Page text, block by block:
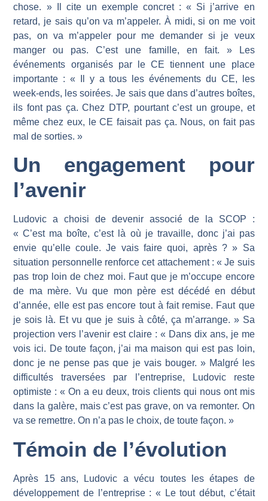
chose. » Il cite un exemple concret : « Si j’arrive en
retard, je sais qu’on va m’appeler. À midi, si on me voit
pas, on va m’appeler pour me demander si je veux
manger ou pas. C’est une famille, en fait. » Les
événements organisés par le CE tiennent une place
importante : « Il y a tous les événements du CE, les
week-ends, les soirées. Je sais que dans d’autres boîtes,
ils font pas ça. Chez DTP, pourtant c’est un groupe, et
même chez eux, le CE faisait pas ça. Nous, on fait pas
mal de sorties. »
Un engagement pour
l’avenir
Ludovic a choisi de devenir associé de la SCOP :
« C’est ma boîte, c’est là où je travaille, donc j’ai pas
envie qu’elle coule. Je vais faire quoi, après ? » Sa
situation personnelle renforce cet attachement : « Je suis
pas trop loin de chez moi. Faut que je m’occupe encore
de ma mère. Vu que mon père est décédé en début
d’année, elle est pas encore tout à fait remise. Faut que
je sois là. Et vu que je suis à côté, ça m’arrange. » Sa
projection vers l’avenir est claire : « Dans dix ans, je me
vois ici. De toute façon, j’ai ma maison qui est pas loin,
donc je ne pense pas que je vais bouger. » Malgré les
difficultés traversées par l’entreprise, Ludovic reste
optimiste : « On a eu deux, trois clients qui nous ont mis
dans la galère, mais c’est pas grave, on va remonter. On
va se remettre. On n’a pas le choix, de toute façon. »
Témoin de l’évolution
Après 15 ans, Ludovic a vécu toutes les étapes de
développement de l’entreprise : « Le tout début, c’était